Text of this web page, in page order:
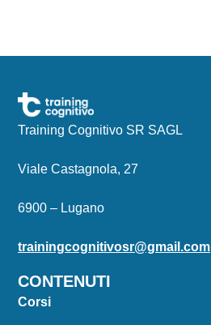
Training Cognitivo SR SAGL
Viale Castagnola, 27
6900 – Lugano
trainingcognitivosr@gmail.com
CONTENUTI
Corsi